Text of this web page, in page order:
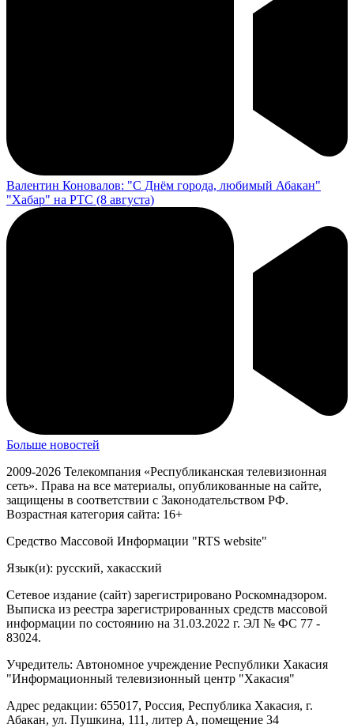
Валентин Коновалов: "С Днём города, любимый Абакан"
"Хабар" на РТС (8 августа)
Больше новостей
2009-2026 Телекомпания «Республиканская телевизионная
сеть». Права на все материалы, опубликованные на сайте,
защищены в соответствии с Законодательством РФ.
Возрастная категория сайта: 16+
Средство Массовой Информации "RTS website"
Язык(и): русский, хакасский
Сетевое издание (сайт) зарегистрировано Роскомнадзором.
Выписка из реестра зарегистрированных средств массовой
информации по состоянию на 31.03.2022 г. ЭЛ № ФС 77 -
83024.
Учредитель: Автономное учреждение Республики Хакасия
"Информационный телевизионный центр "Хакасия"
Адрес редакции: 655017, Россия, Республика Хакасия, г.
Абакан, ул. Пушкина, 111, литер А, помещение 34